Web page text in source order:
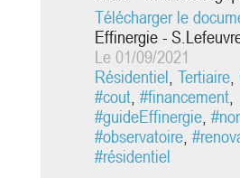
d’homogénéiser
associés à une
énergétique. Il est le
menés par
notamment lors du
d’opérations de
énergétique
volonté de :
Télécharger le
Effinergie -
Le 01/09/2021
Résidentiel Tertiaire,
#cout, #financement,
#guideEffinergie,
#observatoire,
#résidentiel